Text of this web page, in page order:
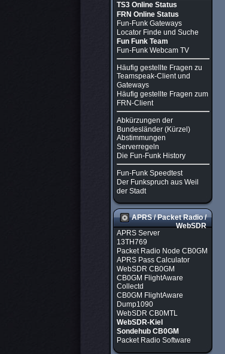
TS3 Online Status
FRN Online Status
Fun-Funk Gateways
Locator Finde und Suche
Fun Funk Team
Fun-Funk Webcam TV
Häufig gestellte Fragen zu
Teamspeak-Client und
Gateways
Häufig gestellte Fragen zum
FRN-Client
Abkürzungen der
Bundesländer (Kürzel)
Abstimmungen
Serverregeln
Die Fun-Funk History
Fun-Funk Speedtest
Der Funkspruch aus Weil
der Stadt
APRS / Packet Radio /
WebSDR
APRS Server
13TH769
Packet Radio Node CB0GM
APRS Pass Calculator
WebSDR CB0GM
CB0GM FlightAware
Collectd
CB0GM FlightAware
Dump1090
WebSDR CB0MTL
WebSDR-Kiel
Sondehub CB0GM
Packet Radio Software